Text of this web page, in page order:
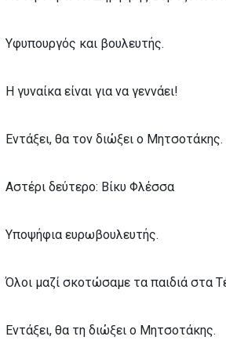
Υφυπουργός και βουλευτής.
Η γυναίκα είναι για να γεννάει!
Εντάξει, θα τον διώξει ο Μητσοτάκης.
Αστέρι δεύτερο: Βίκυ Φλέσσα
Υποψήφια ευρωβουλευτής.
Όλοι μαζί σκοτώσαμε τα παιδιά στα
Εντάξει, θα τη διώξει ο Μητσοτάκης.